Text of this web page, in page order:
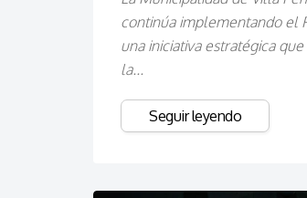
continúa implementando el
una iniciativa estratégica
la...
Seguir leyendo